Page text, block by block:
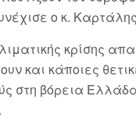
ο κ.
κρίσης
και κάποιες
στη βόρεια